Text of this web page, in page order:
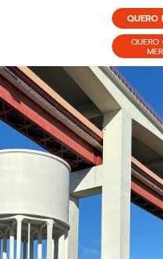
QUERO
QUERO